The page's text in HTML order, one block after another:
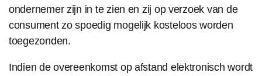
ondernemer zijn in te zien en zij op verzoek van de
consument zo spoedig mogelijk kosteloos worden
toegezonden.
Indien de overeenkomst op afstand elektronisch wordt